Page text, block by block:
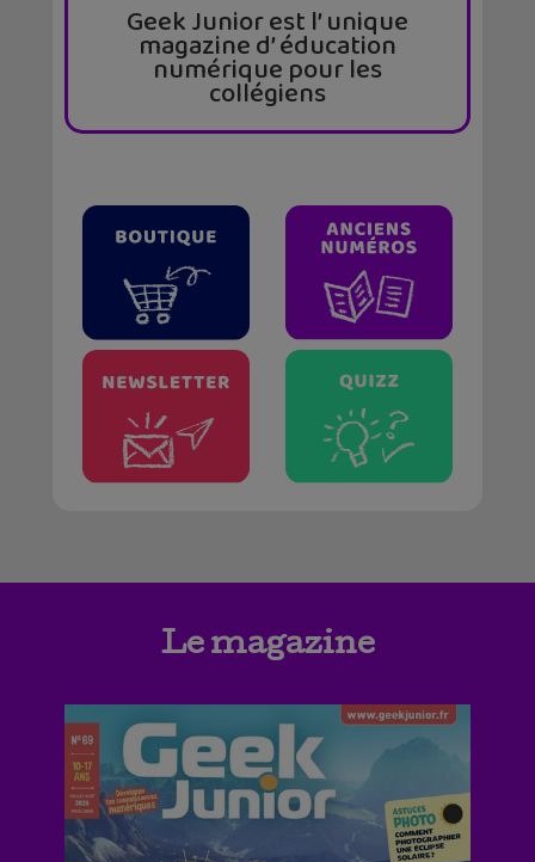
Geek Junior est l’ unique
magazine d’ éducation
numérique pour les
collégiens
Le magazine